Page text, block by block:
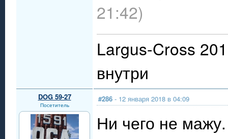
21:42)
Largus-Cross
внутри
DOG 59-27
Посетитель
#286 - 12 января 2018 в 04:09
Ни чего не